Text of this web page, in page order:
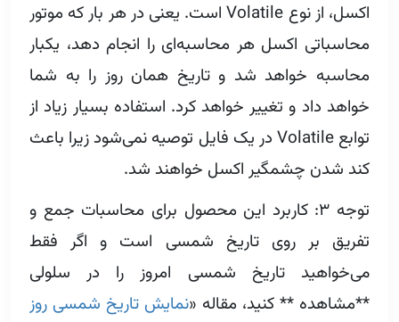
اکسل، از نوع Volatile است. یعنی در هر بار که موتور
محاسباتی اکسل هر محاسبه‌ای را انجام دهد،‌ یکبار
محاسبه خواهد شد و تاریخ همان روز را به شما
خواهد داد و تغییر خواهد کرد. استفاده بسیار زیاد از
توابع Volatile در یک فایل توصیه نمی‌شود زیرا باعث
کند شدن چشمگیر اکسل خواهند شد.
توجه ۳: کاربرد این محصول برای محاسبات جمع و
تفریق بر روی تاریخ شمسی است و اگر فقط
می‌خواهید تاریخ شمسی امروز را در سلولی
**مشاهده ** کنید، مقاله «نمایش تاریخ شمسی روز